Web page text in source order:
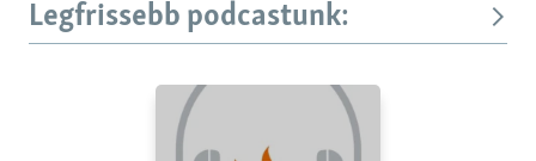
Legfrissebb podcastunk: